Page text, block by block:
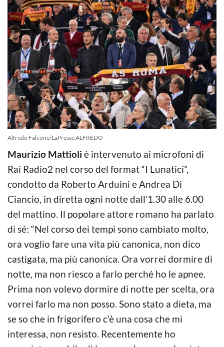
Alfredo Falcone/LaPresse ALFREDO
Maurizio Mattioli è intervenuto ai microfoni di
Rai Radio2 nel corso del format “I Lunatici”,
condotto da Roberto Arduini e Andrea Di
Ciancio, in diretta ogni notte dall’1.30 alle 6.00
del mattino. Il popolare attore romano ha parlato
di sé: “Nel corso dei tempi sono cambiato molto,
ora voglio fare una vita più canonica, non dico
castigata, ma più canonica. Ora vorrei dormire di
notte, ma non riesco a farlo perché ho le apnee.
Prima non volevo dormire di notte per scelta, ora
vorrei farlo ma non posso. Sono stato a dieta, ma
se so che in frigorifero c’è una cosa che mi
interessa, non resisto. Recentemente ho